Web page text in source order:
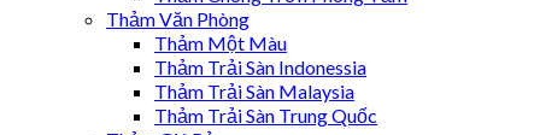
Thảm Văn Phòng
Thảm Một Màu
Thảm Trải Sàn Indonessia
Thảm Trải Sàn Malaysia
Thảm Trải Sàn Trung Quốc